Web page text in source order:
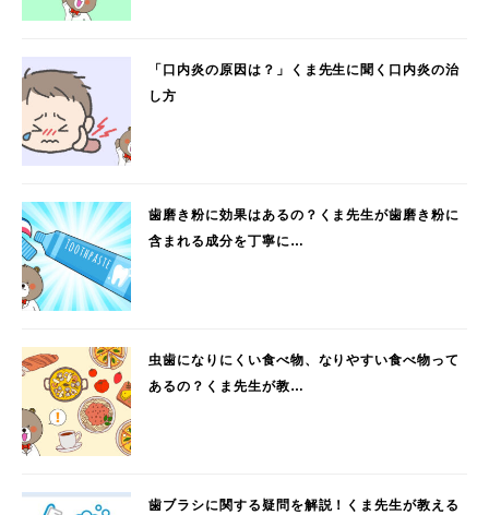
「口内炎の原因は？」くま先生に聞く口内炎の治
し方
歯磨き粉に効果はあるの？くま先生が歯磨き粉に
含まれる成分を丁寧に…
虫歯になりにくい食べ物、なりやすい食べ物って
あるの？くま先生が教…
歯ブラシに関する疑問を解説！くま先生が教える